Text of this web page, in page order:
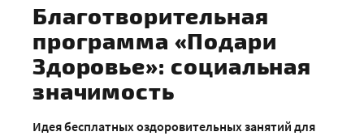
Благотворительная
программа «Подари
Здоровье»: социальная
значимость
Идея бесплатных оздоровительных занятий для